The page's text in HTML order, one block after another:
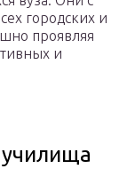
городских и
проявляя
и